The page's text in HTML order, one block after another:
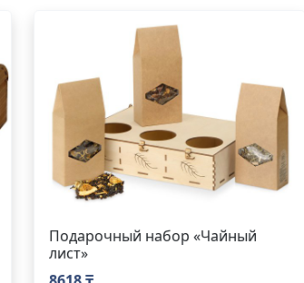
Подарочный набор «Чайный
лист»